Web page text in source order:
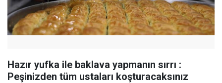
Hazır yufka ile baklava yapmanın sırrı :
Peşinizden tüm ustaları koşturacaksınız